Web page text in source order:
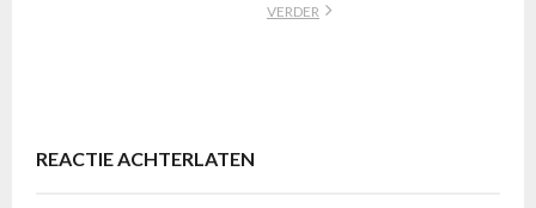
VERDER
REACTIE ACHTERLATEN